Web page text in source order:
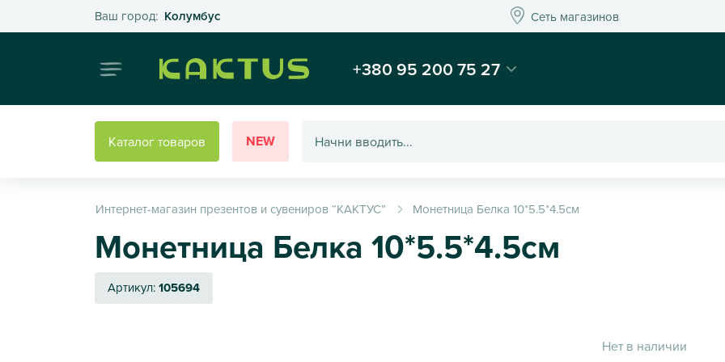
Ваш город: КолумбусВыберите свой город Сеть магазиновСеть магазинов
Интернет-магазин подарков и декора - Kaktus
+380 95 200 75 27
Каталог товаров NEW
Интернет-магазин презентов и сувениров “КАКТУС” Монетница Белка 10*5.5*4.5см
Монетница Белка 10*5.5*4.5см
Артикул:105694
Нет в наличии